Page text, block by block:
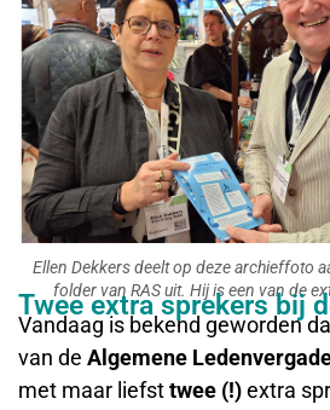
Ellen Dekkers deelt op deze archieffoto
folder van RAS uit. Hij is een van de
Twee extra sprekers bij
Vandaag is bekend geworden
van de Algemene
met maar liefsttwee (!)extra